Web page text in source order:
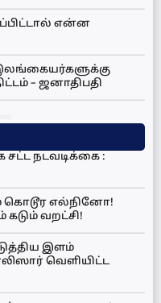
என்ன
இலங்கையர்களுக்கு
– ஜனாதிபதி
சட்ட நடவடிக்கை :
கொடூர எல்நினோ!
வறட்சி!
இளம்
வெளியிட்ட